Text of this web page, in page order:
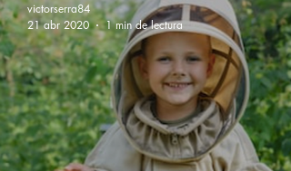
victorserra84
21 abr 2020
1 min de lectura